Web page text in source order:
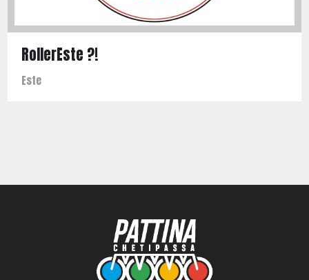
RollerEste ?!
Este